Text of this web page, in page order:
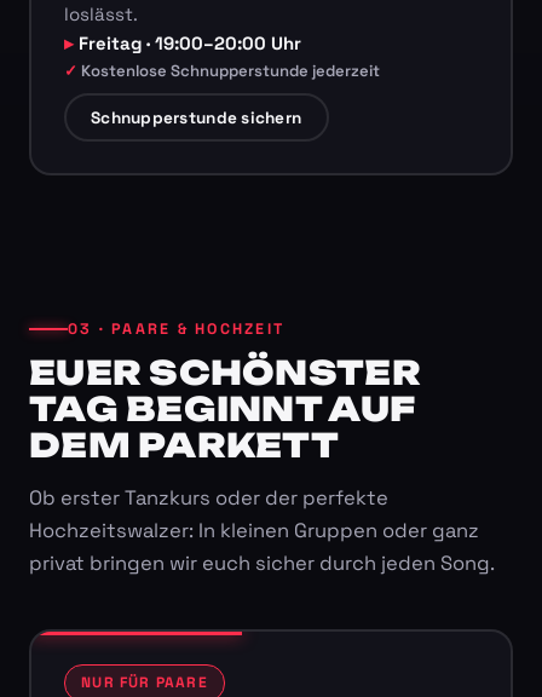
loslässt.
Freitag · 19:00–20:00 Uhr
Kostenlose Schnupperstunde jederzeit
Schnupperstunde sichern
03 · PAARE & HOCHZEIT
EUER SCHÖNSTER
TAG BEGINNT AUF
DEM PARKETT
Ob erster Tanzkurs oder der perfekte
Hochzeitswalzer: In kleinen Gruppen oder ganz
privat bringen wir euch sicher durch jeden Song.
NUR FÜR PAARE